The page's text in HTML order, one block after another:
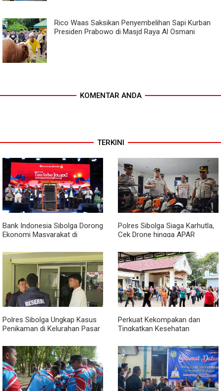
Rico Waas Saksikan Penyembelihan Sapi Kurban
Presiden Prabowo di Masjd Raya Al Osmani
KOMENTAR ANDA
TERKINI
Bank Indonesia Sibolga Dorong
Ekonomi Masyarakat di
2026
Polres Sibolga Siaga Karhutla,
Cek Drone hingga APAR
Polres Sibolga Ungkap Kasus
Penikaman di Kelurahan Pasar
Perkuat Kekompakan dan
Tingkatkan Kesehatan
Olahraga Rutin